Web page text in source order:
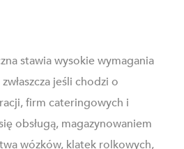
stawia wysokie wymagania
jeśli chodzi o
firm cateringowych i
obsługą, magazynowaniem
wózków, klatek rolkowych,